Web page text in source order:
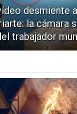
desmiente
la cámara
trabajador